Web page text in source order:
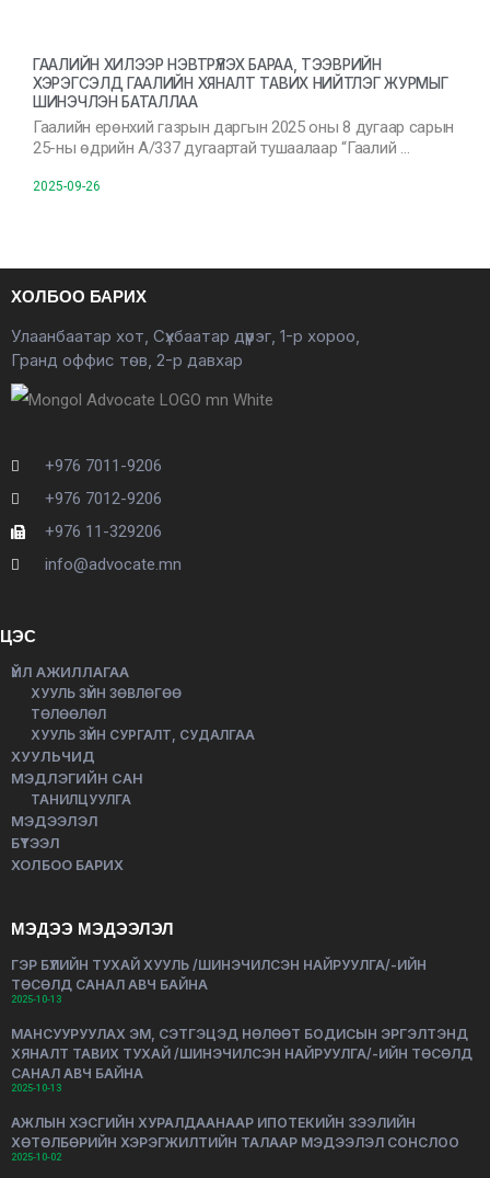
ГААЛИЙН ХИЛЭЭР НЭВТРҮҮЛЭХ БАРАА, ТЭЭВРИЙН
ХЭРЭГСЭЛД ГААЛИЙН ХЯНАЛТ ТАВИХ НИЙТЛЭГ ЖУРМЫГ
ШИНЭЧЛЭН БАТАЛЛАА
Гаалийн ерөнхий газрын даргын 2025 оны 8 дугаар сарын
25-ны өдрийн А/337 дугаартай тушаалаар “Гаалий …
2025-09-26
ХОЛБОО БАРИХ
Улаанбаатар хот, Сүхбаатар дүүрэг, 1-р хороо,
Гранд оффис төв, 2-р давхар
+976 7011-9206
+976 7012-9206
+976 11-329206
info@advocate.mn
ЦЭС
ҮЙЛ АЖИЛЛАГАА
ХУУЛЬ ЗҮЙН ЗӨВЛӨГӨӨ
ТӨЛӨӨЛӨЛ
ХУУЛЬ ЗҮЙН СУРГАЛТ, СУДАЛГАА
ХУУЛЬЧИД
МЭДЛЭГИЙН САН
ТАНИЛЦУУЛГА
МЭДЭЭЛЭЛ
БҮТЭЭЛ
ХОЛБОО БАРИХ
МЭДЭЭ МЭДЭЭЛЭЛ
ГЭР БҮЛИЙН ТУХАЙ ХУУЛЬ /ШИНЭЧИЛСЭН НАЙРУУЛГА/-ИЙН
ТӨСӨЛД САНАЛ АВЧ БАЙНА
2025-10-13
МАНСУУРУУЛАХ ЭМ, СЭТГЭЦЭД НӨЛӨӨТ БОДИСЫН ЭРГЭЛТЭНД
ХЯНАЛТ ТАВИХ ТУХАЙ /ШИНЭЧИЛСЭН НАЙРУУЛГА/-ИЙН ТӨСӨЛД
САНАЛ АВЧ БАЙНА
2025-10-13
АЖЛЫН ХЭСГИЙН ХУРАЛДААНААР ИПОТЕКИЙН ЗЭЭЛИЙН
ХӨТӨЛБӨРИЙН ХЭРЭГЖИЛТИЙН ТАЛААР МЭДЭЭЛЭЛ СОНСЛОО
2025-10-02